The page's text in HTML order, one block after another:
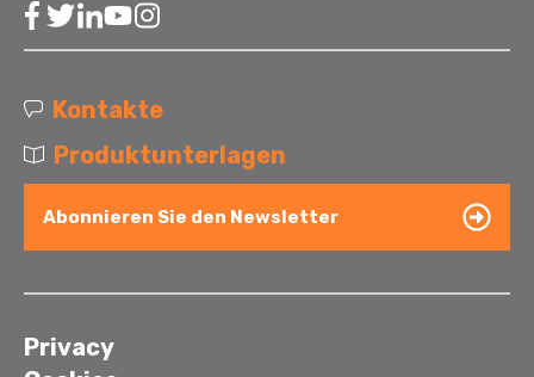
Kontakte
Produktunterlagen
Abonnieren Sie den Newsletter
Privacy